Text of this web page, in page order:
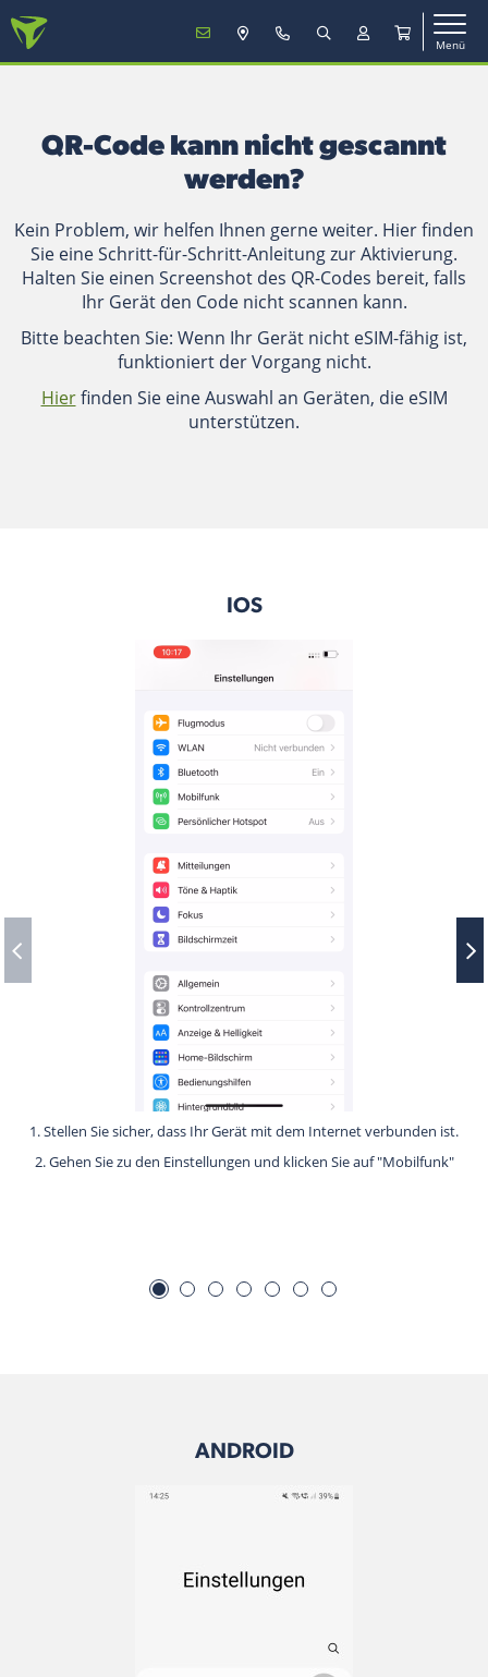
Menü
Mobilfunk
TV & Internet
Mein Konto
QR-Code kann nicht gescannt
werden?
Kein Problem, wir helfen Ihnen gerne weiter. Hier finden
Sie eine Schritt-für-Schritt-Anleitung zur Aktivierung.
Halten Sie einen Screenshot des QR-Codes bereit, falls
Ihr Gerät den Code nicht scannen kann.
Bitte beachten Sie: Wenn Ihr Gerät nicht eSIM-fähig ist,
funktioniert der Vorgang nicht.
Hierfinden Sie eine Auswahl an Geräten, die eSIM
unterstützen.
IOS
1. Stellen Sie sicher, dass Ihr Gerät mit dem Internet verbunden ist.
2. Gehen Sie zu den Einstellungen und klicken Sie auf "Mobilfunk"
ANDROID